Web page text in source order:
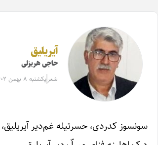
آیریلیق
حاجی هریزلی
شعر یکشنبه ۸ بهمن ۱۴۰۲
سونسوز کدردی، حسرتیله غم‌دیر آیریلیق،